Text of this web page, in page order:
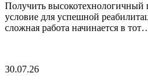
Получить высокотехнологичный
условие для успешной
сложная работа начинается в
30.07.26